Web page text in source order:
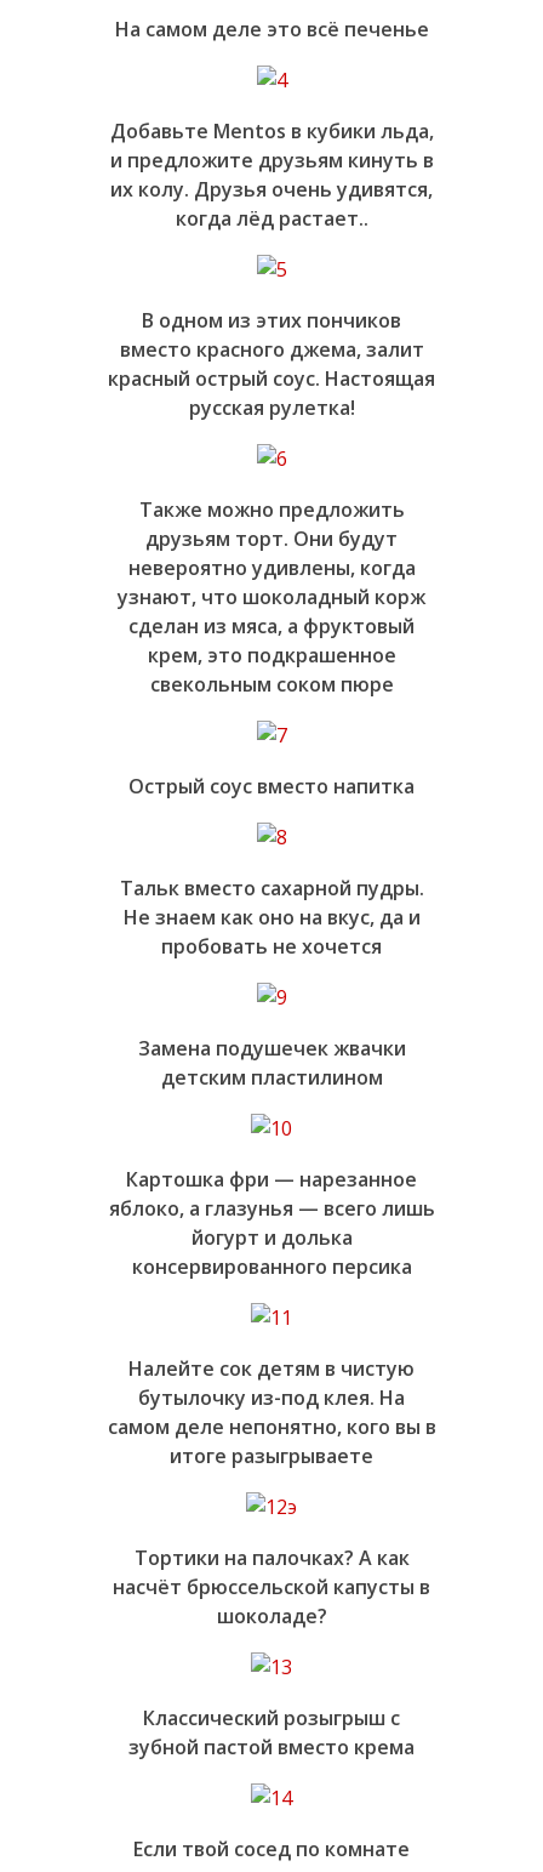
На самом деле это всё печенье
Добавьте Mentos в кубики льда,
и предложите друзьям кинуть в
их колу. Друзья очень удивятся,
когда лёд растает..
В одном из этих пончиков
вместо красного джема, залит
красный острый соус. Настоящая
русская рулетка!
Также можно предложить
друзьям торт. Они будут
невероятно удивлены, когда
узнают, что шоколадный корж
сделан из мяса, а фруктовый
крем, это подкрашенное
свекольным соком пюре
Острый соус вместо напитка
Тальк вместо сахарной пудры.
Не знаем как оно на вкус, да и
пробовать не хочется
Замена подушечек жвачки
детским пластилином
Картошка фри — нарезанное
яблоко, а глазунья — всего лишь
йогурт и долька
консервированного персика
Налейте сок детям в чистую
бутылочку из-под клея. На
самом деле непонятно, кого вы в
итоге разыгрываете
Тортики на палочках? А как
насчёт брюссельской капусты в
шоколаде?
Классический розыгрыш с
зубной пастой вместо крема
Если твой сосед по комнате